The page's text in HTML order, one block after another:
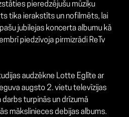
pieredzējušu mūziķu
tika ierakstīts un nofilmēts, lai
jubilejas koncerta albumu kā
piedzīvoja pirmizrādi ReTv
audzēkne Lotte Eglīte ar
augsto 2. vietu televīzijas
turpinās un drīzumā
mākslinieces debijas albums.